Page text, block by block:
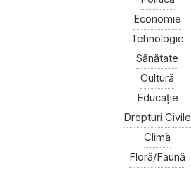
Economie
Tehnologie
Sănătate
Cultură
Educație
Drepturi Civile
Climă
Floră/Faună